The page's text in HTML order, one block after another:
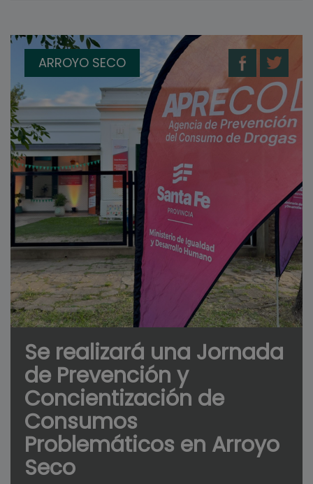
ARROYO SECO
Se realizará una Jornada
de Prevención y
Concientización de
Consumos
Problemáticos en Arroyo
Seco